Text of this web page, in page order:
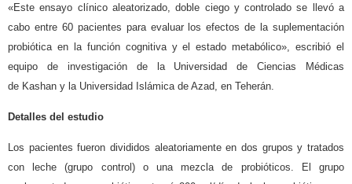
«Este ensayo clínico aleatorizado, doble ciego y controlado se llevó a
cabo entre 60 pacientes para evaluar los efectos de la suplementación
probiótica en la función cognitiva y el estado metabólico», escribió el
equipo de investigación de la Universidad de Ciencias Médicas
de Kashan y la Universidad Islámica de Azad, en Teherán.
Detalles del estudio
Los pacientes fueron divididos aleatoriamente en dos grupos y tratados
con leche (grupo control) o una mezcla de probióticos. El grupo